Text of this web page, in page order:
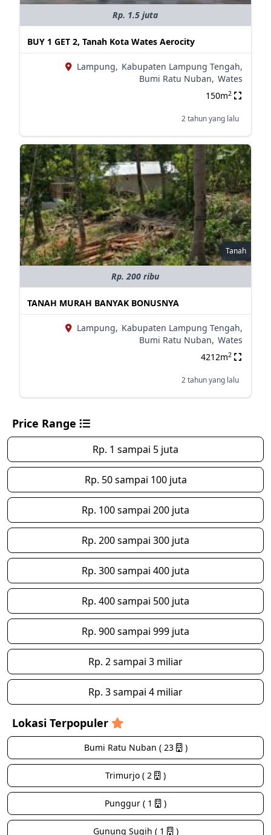
Rp. 1.5 juta
BUY 1 GET 2, Tanah Kota Wates Aerocity
Lampung, Kabupaten Lampung Tengah,
Bumi Ratu Nuban, Wates
150m2
2 tahun yang lalu
Tanah
Rp. 200 ribu
TANAH MURAH BANYAK BONUSNYA
Lampung, Kabupaten Lampung Tengah,
Bumi Ratu Nuban, Wates
4212m2
2 tahun yang lalu
Price Range
Rp. 1 sampai 5 juta
Rp. 50 sampai 100 juta
Rp. 100 sampai 200 juta
Rp. 200 sampai 300 juta
Rp. 300 sampai 400 juta
Rp. 400 sampai 500 juta
Rp. 900 sampai 999 juta
Rp. 2 sampai 3 miliar
Rp. 3 sampai 4 miliar
Lokasi Terpopuler
Bumi Ratu Nuban ( 23 )
Trimurjo ( 2 )
Punggur ( 1 )
Gunung Sugih ( 1 )